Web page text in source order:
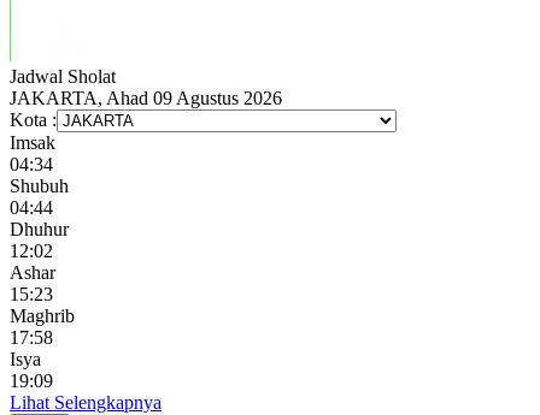
Jadwal Sholat
JAKARTA, Ahad 09 Agustus 2026
Kota :
Imsak
04:34
Shubuh
04:44
Dhuhur
12:02
Ashar
15:23
Maghrib
17:58
Isya
19:09
Lihat Selengkapnya